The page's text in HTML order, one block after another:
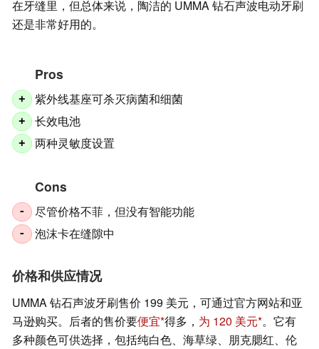
在牙缝里，但总体来说，陶洁的 UMMA 钻石声波电动牙刷
还是非常好用的。
Pros
+ 紫外线基座可杀灭病菌和细菌
+ 长效电池
+ 两种灵敏度设置
Cons
- 尽管价格不菲，但没有智能功能
- 泡沫卡在缝隙中
价格和供应情况
UMMA 钻石声波牙刷售价 199 美元，可通过官方网站和亚
马逊购买。后者的售价要便宜 得多， 为 120 美元 。它有
多种颜色可供选择，包括纯白色、海草绿、朋克腮红、伦